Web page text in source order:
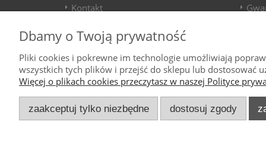
Kontakt
Wszelkie Prawa Zastrzeżone 2025. Luxmal.
Dbamy o Twoją prywatność
Pliki cookies i pokrewne im technologie umożliwiają
wszystkich tych plików i przejść do sklepu lub dostosować
Więcej o plikach cookies przeczytasz w naszej Polityce
zaakceptuj tylko niezbędne dostosuj zgody